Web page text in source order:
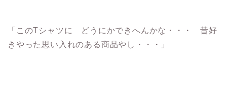
「このTシャツに どうにかできへんかな・・・ 昔好
きやった思い入れのある商品やし・・・」